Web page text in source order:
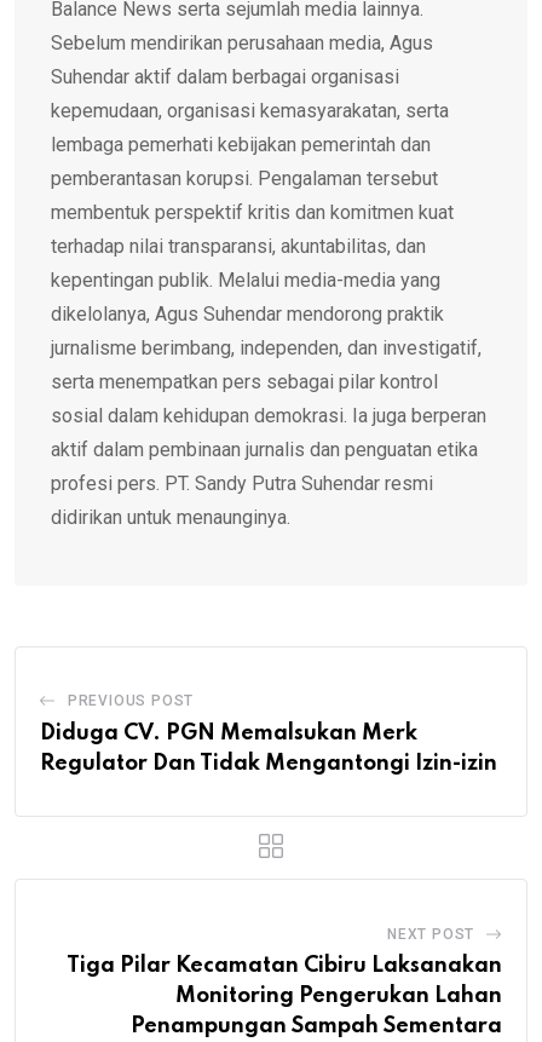
Balance News serta sejumlah media lainnya.
Sebelum mendirikan perusahaan media, Agus
Suhendar aktif dalam berbagai organisasi
kepemudaan, organisasi kemasyarakatan, serta
lembaga pemerhati kebijakan pemerintah dan
pemberantasan korupsi. Pengalaman tersebut
membentuk perspektif kritis dan komitmen kuat
terhadap nilai transparansi, akuntabilitas, dan
kepentingan publik. Melalui media-media yang
dikelolanya, Agus Suhendar mendorong praktik
jurnalisme berimbang, independen, dan investigatif,
serta menempatkan pers sebagai pilar kontrol
sosial dalam kehidupan demokrasi. Ia juga berperan
aktif dalam pembinaan jurnalis dan penguatan etika
profesi pers. PT. Sandy Putra Suhendar resmi
didirikan untuk menaunginya.
PREVIOUS POST
Diduga CV. PGN Memalsukan Merk
Regulator Dan Tidak Mengantongi Izin-izin
NEXT POST
Tiga Pilar Kecamatan Cibiru Laksanakan
Monitoring Pengerukan Lahan
Penampungan Sampah Sementara